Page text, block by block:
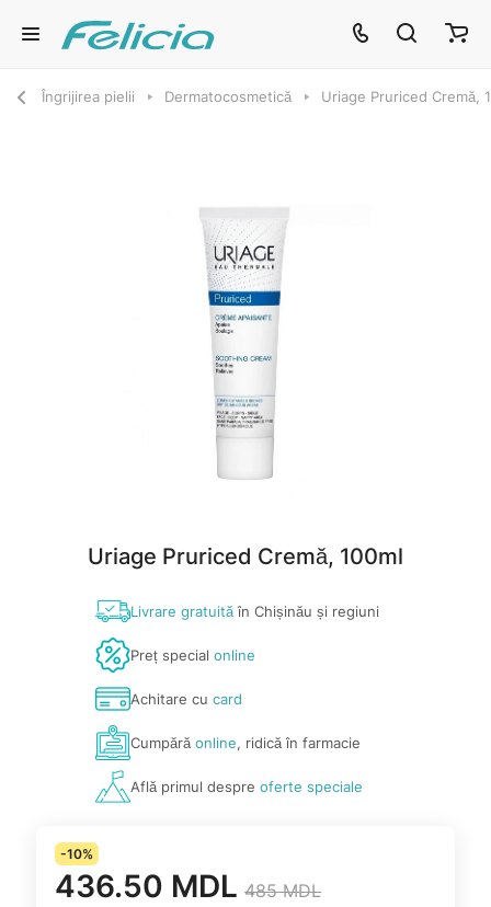
Îngrijirea pielii Dermatocosmetică Uriage Pruriced Cremă,
Uriage Pruriced Cremă, 100ml
Livrare gratuităîn Chișinău și regiuni
Preț special online
Achitare cu card
Cumpărăonline, ridică în farmacie
Află primul despre oferte speciale
-10%
436.50 MDL 485 MDL